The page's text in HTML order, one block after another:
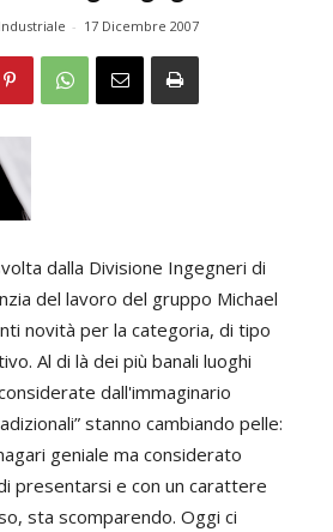
- 17 Dicembre 2007
dalla Divisione Ingegneri di
del lavoro del gruppo Michael
novità per la categoria, di tipo
Al di là dei più banali luoghi
dall'immaginario
stanno cambiando pelle:
geniale ma considerato
presentarsi e con un carattere
sta scomparendo. Oggi ci